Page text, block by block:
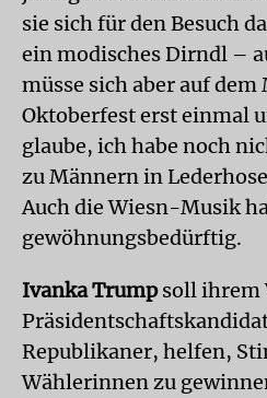
sie sich für den Besuch
ein modisches Dirndl –
müsse sich aber auf
Oktoberfest erst einmal
glaube, ich habe noch
zu Männern in
Auch die Wiesn-Musik
gewöhnungsbedürftig.
Ivanka Trumpsoll ihrem
Republikaner, helfen,
Wählerinnen zu